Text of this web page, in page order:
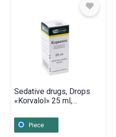
Sedative drugs, Drops
«Korvalol» 25 ml,
Piece